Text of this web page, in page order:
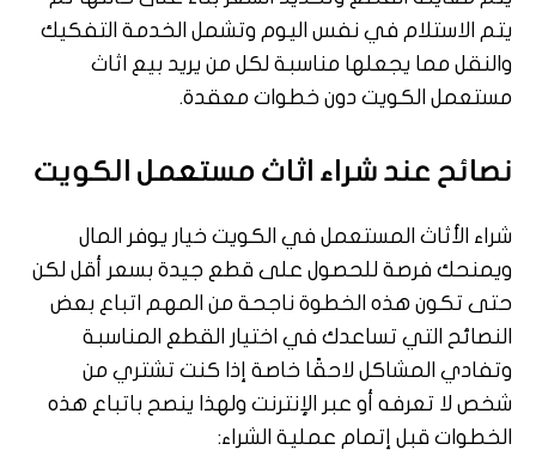
يتم الاستلام في نفس اليوم وتشمل الخدمة التفكيك
والنقل مما يجعلها مناسبة لكل من يريد بيع اثاث
مستعمل الكويت دون خطوات معقدة.
نصائح عند شراء اثاث مستعمل الكويت
شراء الأثاث المستعمل في الكويت خيار يوفر المال
ويمنحك فرصة للحصول على قطع جيدة بسعر أقل لكن
حتى تكون هذه الخطوة ناجحة من المهم اتباع بعض
النصائح التي تساعدك في اختيار القطع المناسبة
وتفادي المشاكل لاحقًا خاصة إذا كنت تشتري من
شخص لا تعرفه أو عبر الإنترنت ولهذا ينصح باتباع هذه
الخطوات قبل إتمام عملية الشراء: